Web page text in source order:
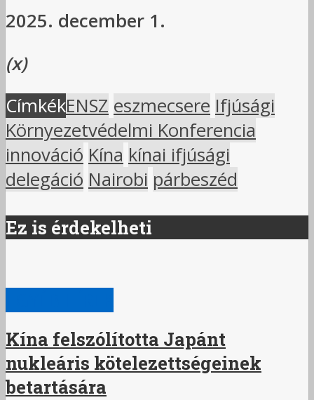
2025. december 1.
(x)
CímkékENSZ eszmecsere Ifjúsági
Környezetvédelmi Konferencia
innováció Kína kínai ifjúsági
delegáció Nairobi párbeszéd
Ez is érdekelheti
Kína felszólította Japánt
nukleáris kötelezettségeinek
betartására